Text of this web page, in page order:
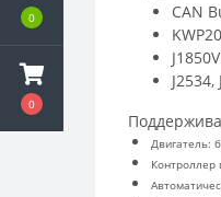
0
0
CAN
J2534,
Двигатель:
Контроллер